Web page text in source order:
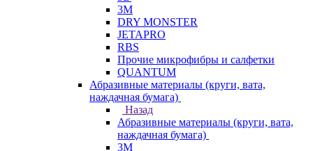
3М
DRY MONSTER
JETAPRO
RBS
Прочие микрофибры и салфетки
QUANTUM
Абразивные материалы (круги, вата,
наждачная бумага)
Назад
Абразивные материалы (круги, вата,
наждачная бумага)
3М